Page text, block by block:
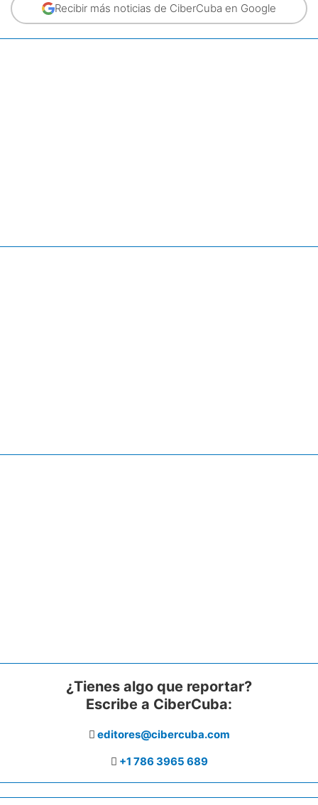
Recibir más noticias de CiberCuba en Google
¿Tienes algo que reportar?
Escribe a CiberCuba:
editores@cibercuba.com
+1 786 3965 689